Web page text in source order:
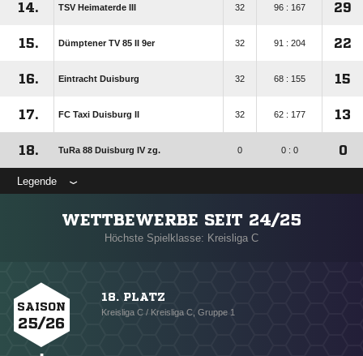
14. TSV Heimaterde III 32 96 : 167 29
15. Dümptener TV 85 II 9er 32 91 : 204 22
16. Eintracht Duisburg 32 68 : 155 15
17. FC Taxi Duisburg II 32 62 : 177 13
18. TuRa 88 Duisburg IV zg. 0 0 : 0 0
Legende
WETTBEWERBE SEIT 24/25
Höchste Spielklasse: Kreisliga C
SAISON
25/26
18. PLATZ
Kreisliga C / Kreisliga C, Gruppe 1